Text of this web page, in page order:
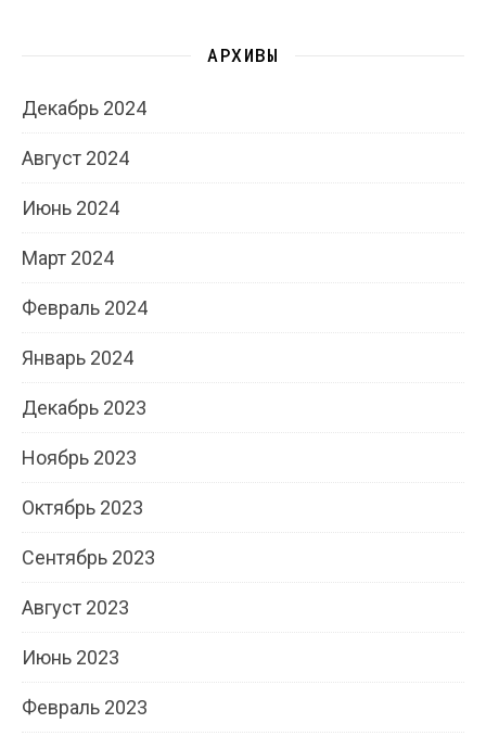
АРХИВЫ
Декабрь 2024
Август 2024
Июнь 2024
Март 2024
Февраль 2024
Январь 2024
Декабрь 2023
Ноябрь 2023
Октябрь 2023
Сентябрь 2023
Август 2023
Июнь 2023
Февраль 2023